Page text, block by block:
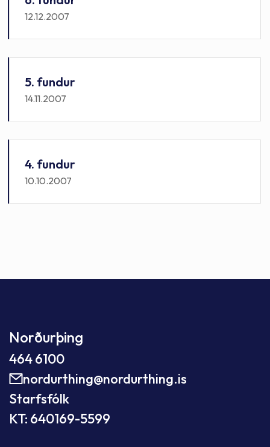
12.12.2007
5. fundur
14.11.2007
4. fundur
10.10.2007
Norðurþing
464 6100
nordurthing@nordurthing.is
Starfsfólk
KT: 640169-5599